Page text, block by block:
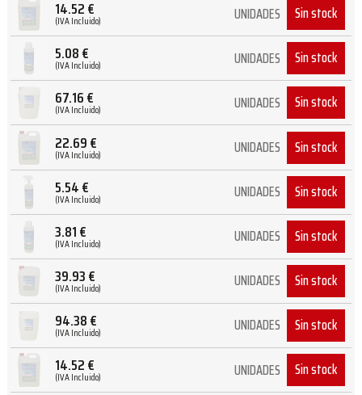
14.52€
(IVA Incluido) UNIDADES Sin stock
5.08€
(IVA Incluido) UNIDADES Sin stock
67.16€
(IVA Incluido) UNIDADES Sin stock
22.69€
(IVA Incluido) UNIDADES Sin stock
5.54€
(IVA Incluido) UNIDADES Sin stock
3.81€
(IVA Incluido) UNIDADES Sin stock
39.93€
(IVA Incluido) UNIDADES Sin stock
94.38€
(IVA Incluido) UNIDADES Sin stock
14.52€
(IVA Incluido) UNIDADES Sin stock